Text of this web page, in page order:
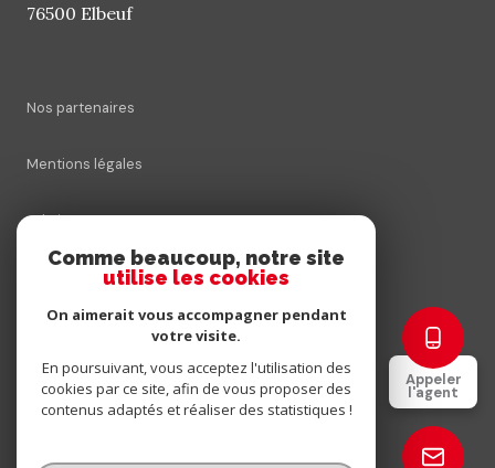
Appeler
l'agent
76500 Elbeuf
Nos partenaires
Mentions légales
Admin
Nos honoraires
Cookies
© 2026 | Tous droits réservés
Comme beaucoup, notre site
utilise les cookies
On aimerait vous accompagner pendant
votre visite.
En poursuivant, vous acceptez l'utilisation des
cookies par ce site, afin de vous proposer des
contenus adaptés et réaliser des statistiques !